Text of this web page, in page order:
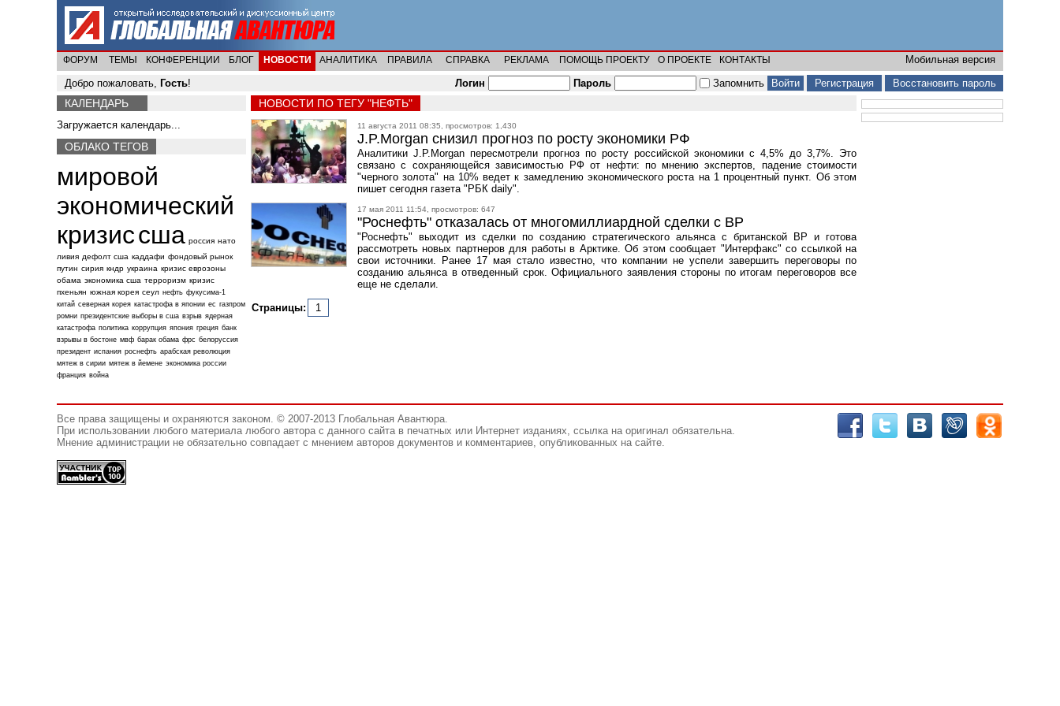
ФОРУМ ТЕМЫ КОНФЕРЕНЦИИ БЛОГ НОВОСТИ АНАЛИТИКА ПРАВИЛА СПРАВКА РЕКЛАМА ПОМОЩЬ ПРОЕКТУ О ПРОЕКТЕ КОНТАКТЫ
Мобильная версия
Добро пожаловать, Гость! Логин Пароль Запомнить Регистрация Восстановить пароль
НОВОСТИ ПО ТЕГУ "НЕФТЬ"
11 августа 2011 08:35, просмотров: 1,430
J.P.Morgan снизил прогноз по росту экономики РФ
Аналитики J.P.Morgan пересмотрели прогноз по росту российской экономики с 4,5% до 3,7%. Это
связано с сохраняющейся зависимостью РФ от нефти: по мнению экспертов, падение стоимости
"черного золота" на 10% ведет к замедлению экономического роста на 1 процентный пункт. Об этом
пишет сегодня газета "РБК daily".
17 мая 2011 11:54, просмотров: 647
"Роснефть" отказалась от многомиллиардной сделки с BP
"Роснефть" выходит из сделки по созданию стратегического альянса с британской BP и готова
рассмотреть новых партнеров для работы в Арктике. Об этом сообщает "Интерфакс" со ссылкой на
свои источники. Ранее 17 мая стало известно, что компании не успели завершить переговоры по
созданию альянса в отведенный срок. Официального заявления стороны по итогам переговоров все
еще не сделали.
Страницы:
1
КАЛЕНДАРЬ
Загружается календарь...
ОБЛАКО ТЕГОВ
мировой
экономический
кризиссша россия нато
ливия дефолт сша каддафи фондовый рынок
путин сирия кндр украина кризис еврозоны
обама экономика сша терроризм кризис
пхеньян южная корея сеул нефть фукусима-1
китай северная корея катастрофа в японии ес газпром
ромни президентские выборы в сша взрыв ядерная
катастрофа политика коррупция япония греция банк
взрывы в бостоне мвф барак обама фрс белоруссия
президент испания роснефть арабская революция
мятеж в сирии мятеж в йемене экономика россии
франция война
Все права защищены и охраняются законом. © 2007-2013 Глобальная Авантюра.
При использовании любого материала любого автора с данного сайта в печатных или Интернет изданиях, ссылка на оригинал обязательна.
Мнение администрации не обязательно совпадает с мнением авторов документов и комментариев, опубликованных на сайте.